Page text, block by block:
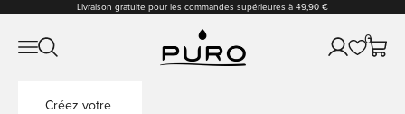
Passer au contenuLivraison gratuite pour les commandes supérieures à 49,90 €
PURO Shop
Ouvrir la navigation
Ouvrir la recherche Ouvrir le
0
Voir le
Créez votre